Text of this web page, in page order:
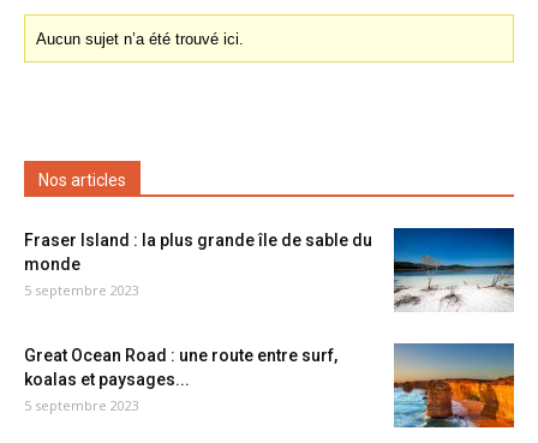
Aucun sujet n’a été trouvé ici.
Nos articles
Fraser Island : la plus grande île de sable du
monde
5 septembre 2023
Great Ocean Road : une route entre surf,
koalas et paysages...
5 septembre 2023